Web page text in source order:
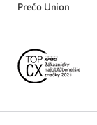
Prečo Union